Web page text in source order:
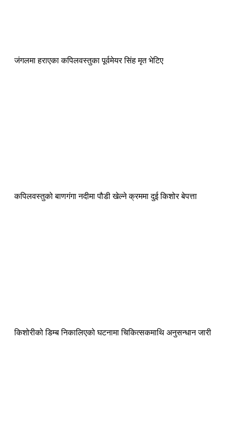
जंगलमा हराएका कपिलवस्तुका पूर्वमेयर सिंह मृत भेटिए
कपिलवस्तुको बाणगंगा नदीमा पौडी खेल्ने क्रममा दुई किशोर बेपत्ता
किशोरीको डिम्ब निकालिएको घटनामा चिकित्सकमाथि अनुसन्धान जारी